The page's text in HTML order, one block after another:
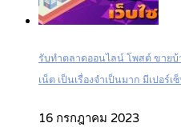
รับทำตลาดออนไลน์ โพสต์ ขาย
เน็ต เป็นเรื่องจำเป็นมาก มีเปอร์
16 กรกฎาคม 2023